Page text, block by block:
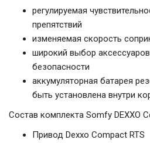
регулируемая
препятствий
изменяемая скорость
широкий выбор
безопасности
аккумуляторная батарея
быть установлена внутри
Состав комплекта Somfy DEXXO
Привод Dexxo Compact RTS